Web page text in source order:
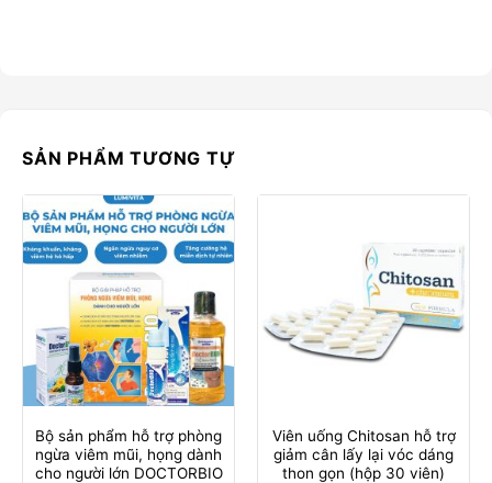
SẢN PHẨM TƯƠNG TỰ
Bộ sản phẩm hỗ trợ phòng
ngừa viêm mũi, họng dành
cho người lớn DOCTORBIO
Viên uống Chitosan hỗ trợ
giảm cân lấy lại vóc dáng
thon gọn (hộp 30 viên)